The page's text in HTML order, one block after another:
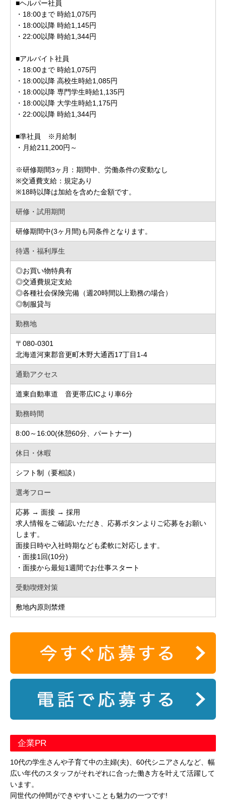
■ヘルパー社員
・18:00まで 時給1,075円
・18:00以降 時給1,145円
・22:00以降 時給1,344円
■アルバイト社員
・18:00まで 時給1,075円
・18:00以降 高校生時給1,085円
・18:00以降 専門学生時給1,135円
・18:00以降 大学生時給1,175円
・22:00以降 時給1,344円
■準社員 ※月給制
・月給211,200円～
※研修期間3ヶ月：期間中、労働条件の変動なし
※交通費支給：規定あり
※18時以降は加給を含めた金額です。
研修・試用期間
研修期間中(3ヶ月間)も同条件となります。
待遇・福利厚生
◎お買い物特典有
◎交通費規定支給
◎各種社会保険完備（週20時間以上勤務の場合）
◎制服貸与
勤務地
〒080-0301
北海道河東郡音更町木野大通西17丁目1-4
通勤アクセス
道東自動車道 音更帯広ICより車6分
勤務時間
8:00～16:00(休憩60分、パートナー)
休日・休暇
シフト制（要相談）
選考フロー
応募 → 面接 → 採用
求人情報をご確認いただき、応募ボタンよりご応募をお願い
します。
面接日時や入社時期なども柔軟に対応します。
・面接1回(10分)
・面接から最短1週間でお仕事スタート
受動喫煙対策
敷地内原則禁煙
企業PR
10代の学生さんや子育て中の主婦(夫)、60代シニアさんなど、幅
広い年代のスタッフがそれぞれに合った働き方を叶えて活躍して
います。
同世代の仲間ができやすいことも魅力の一つです!